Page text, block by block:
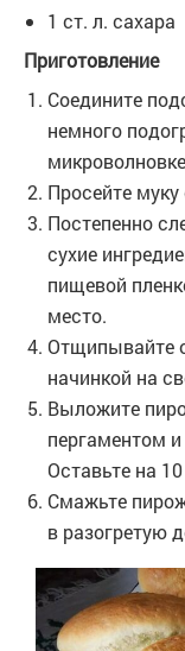
1 ст. л. сахара
Приготовление
Соедините
немного
Просейте
Постепенно
сухие
пищевой
место.
Отщипывайте
начинкой на
Выложите
пергаментом
Оставьте на
Смажьте
в разогретую